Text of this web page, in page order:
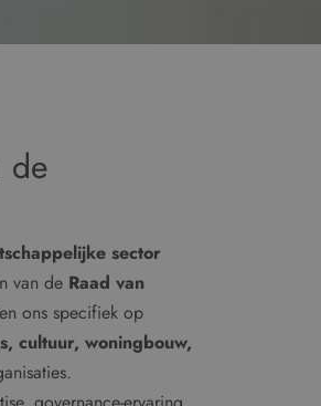
de
sector
van de Raad van
ons specifiek op
cultuur, woningbouw,